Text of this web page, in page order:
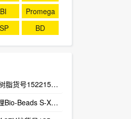
Promega
BD
Bio-Beads S-X1树脂货号1522150多孔聚苯乙烯‑二乙烯苯微球（PS‑DVB）
伯乐1522150代理Bio-Beads S-X1树脂货号1522150